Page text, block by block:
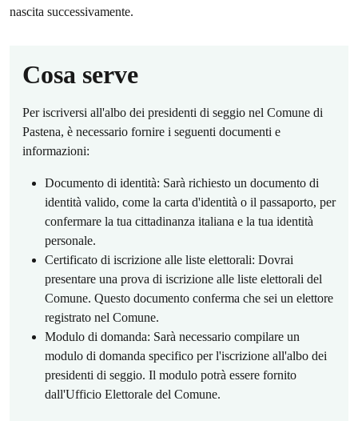
nascita successivamente.
Cosa serve
Per iscriversi all'albo dei presidenti di seggio nel Comune di
Pastena, è necessario fornire i seguenti documenti e
informazioni:
Documento di identità: Sarà richiesto un documento di
identità valido, come la carta d'identità o il passaporto, per
confermare la tua cittadinanza italiana e la tua identità
personale.
Certificato di iscrizione alle liste elettorali: Dovrai
presentare una prova di iscrizione alle liste elettorali del
Comune. Questo documento conferma che sei un elettore
registrato nel Comune.
Modulo di domanda: Sarà necessario compilare un
modulo di domanda specifico per l'iscrizione all'albo dei
presidenti di seggio. Il modulo potrà essere fornito
dall'Ufficio Elettorale del Comune.